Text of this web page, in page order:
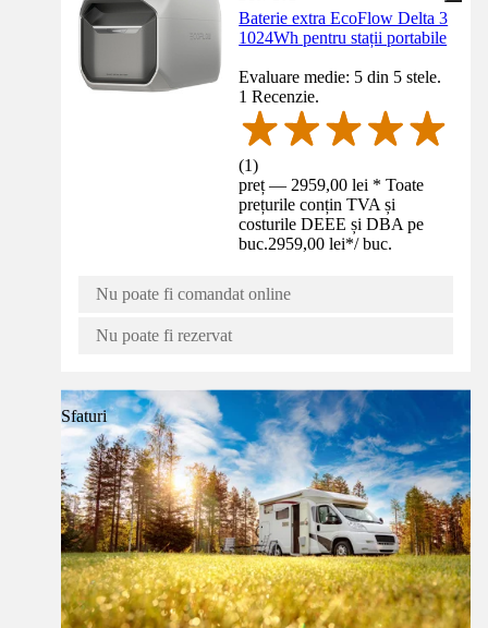
Baterie extra EcoFlow Delta 3
1024Wh pentru stații portabile
Evaluare medie: 5 din 5 stele.
1 Recenzie.
(1)
preț — 2959,00 lei * Toate
prețurile conțin TVA și
costurile DEEE și DBA pe
buc.2959,00 lei*/ buc.
Nu poate fi comandat online
Nu poate fi rezervat
Sfaturi